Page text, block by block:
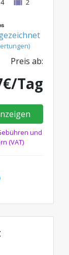
4 2
Preis ab:
Tag
und
(VAT)